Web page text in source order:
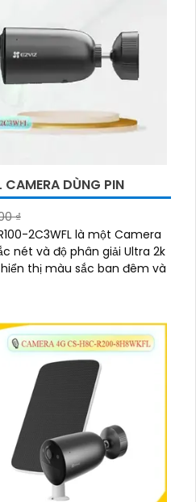
DÙNG PIN
₫
2C3WFL là một Camera
nét và độ phân giải Ultra 2k